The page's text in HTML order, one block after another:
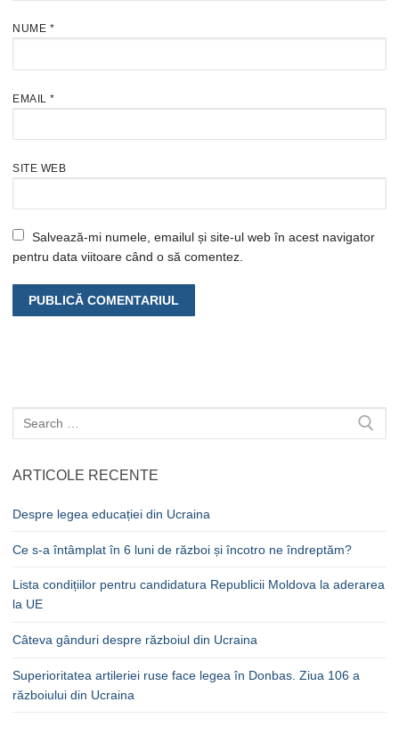
NUME *
EMAIL *
SITE WEB
Salvează-mi numele, emailul și site-ul web în acest navigator
pentru data viitoare când o să comentez.
Caută
după:
ARTICOLE RECENTE
Despre legea educației din Ucraina
Ce s-a întâmplat în 6 luni de război și încotro ne îndreptăm?
Lista condițiilor pentru candidatura Republicii Moldova la aderarea
la UE
Câteva gânduri despre războiul din Ucraina
Superioritatea artileriei ruse face legea în Donbas. Ziua 106 a
războiului din Ucraina